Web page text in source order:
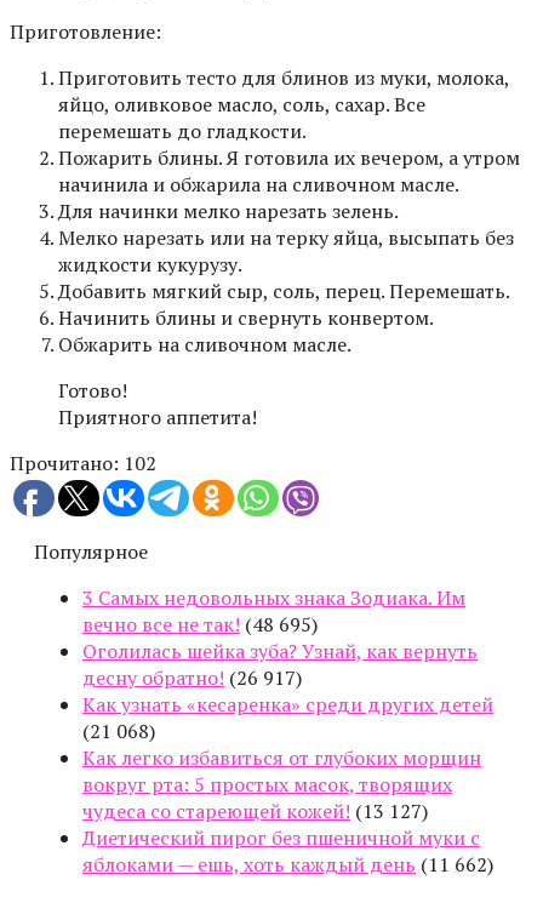
Приготовление:
Приготовить тесто для блинов из муки, молока,
яйцо, оливковое масло, соль, сахар. Все
перемешать до гладкости.
Пожарить блины. Я готовила их вечером, а утром
начинила и обжарила на сливочном масле.
Для начинки мелко нарезать зелень.
Мелко нарезать или на терку яйца, высыпать без
жидкости кукурузу.
Добавить мягкий сыр, соль, перец. Перемешать.
Начинить блины и свернуть конвертом.
Обжарить на сливочном масле.
Готово!
Приятного аппетита!
Прочитано: 102
Популярное
3 Самых недовольных знака Зодиака. Им
вечно все не так! (48 695)
Оголилась шейка зуба? Узнай, как вернуть
десну обратно! (26 917)
Как узнать «кесаренка» среди других детей
(21 068)
Как легко избавиться от глубоких морщин
вокруг рта: 5 простых масок, творящих
чудеса со стареющей кожей! (13 127)
Диетический пирог без пшеничной муки с
яблоками — ешь, хоть каждый день (11 662)